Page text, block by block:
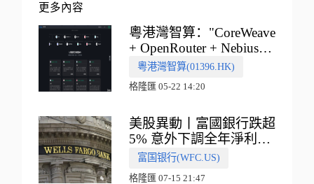
更多內容
粵港灣智算："CoreWeave
+ OpenRouter + Nebius"
多向融合的中國智算新範
式
粵港灣智算(01396.HK)
格隆匯 05-22 14:20
美股異動丨富國銀行跌超
5% 意外下調全年淨利息
收入指引
富国银行(WFC.US)
格隆匯 07-15 21:47